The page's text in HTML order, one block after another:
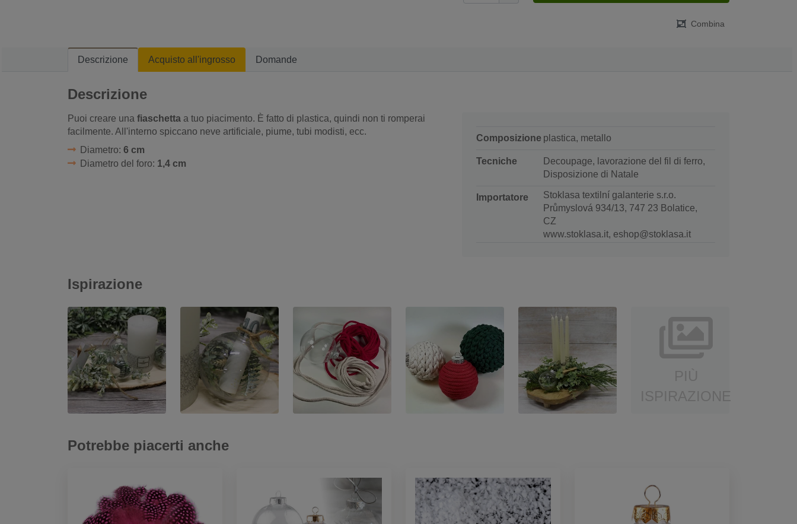
Combina
Descrizione Acquisto all'ingrosso Domande
Descrizione
Puoi creare una fiaschetta a tuo piacimento. È fatto di plastica, quindi non ti romperai
facilmente. All'interno spiccano neve artificiale, piume, tubi modisti, ecc.
Diametro: 6 cm
Diametro del foro: 1,4 cm
Composizione plastica, metallo
Tecniche
Decoupage, lavorazione del fil di ferro,
Disposizione di Natale
Importatore
Stoklasa textilní galanterie s.r.o.
Průmyslová 934/13, 747 23 Bolatice,
CZ
www.stoklasa.it, eshop@stoklasa.it
Ispirazione
ISPIRAZIONE
Potrebbe piacerti anche